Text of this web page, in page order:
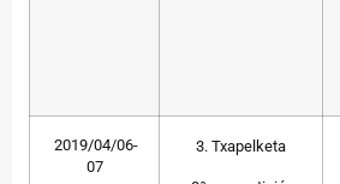
2019/04/06-
07
3. Txapelketa